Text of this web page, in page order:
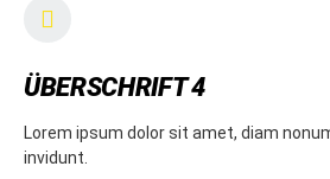
ÜBERSCHRIFT 4
Lorem ipsum dolor sit amet, diam
invidunt.